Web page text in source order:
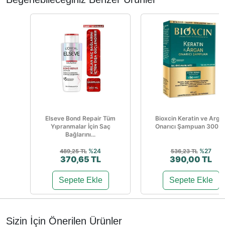
Elseve Bond Repair Tüm
Yıpranmalar İçin Saç
Bağlarını...
489,25 TL %24
370,65 TL
Sepete Ekle
Bioxcin Keratin ve
Onarıcı Şampuan 300
536,23 TL %27
390,00 TL
Sepete Ekle
Sizin İçin Önerilen Ürünler